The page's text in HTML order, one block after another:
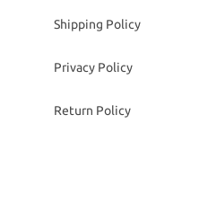
Shipping Policy
Privacy Policy
Return Policy